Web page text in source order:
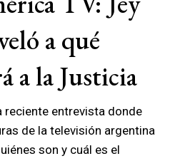
a qué
a la Justicia
reciente entrevista donde
de la televisión argentina
son y cuál es el